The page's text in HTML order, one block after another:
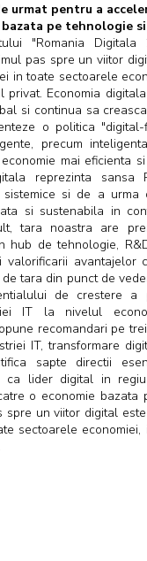
urmat pentru a
pe tehnologie
"Romania Digitala
pas spre un viitor
in toate sectoarele
privat. Economia
si continua sa
o politica "digital-
precum
mai eficienta
reprezinta sansa
sistemice si de a urma
si sustenabila in
tara noastra are
hub de tehnologie,
valorificarii avantajelor
tara din punct de
de crestere a
IT la nivelul
recomandari pe
IT, transformare
sapte directii
ca lider digital in
o economie bazata
spre un viitor digital
sectoarele